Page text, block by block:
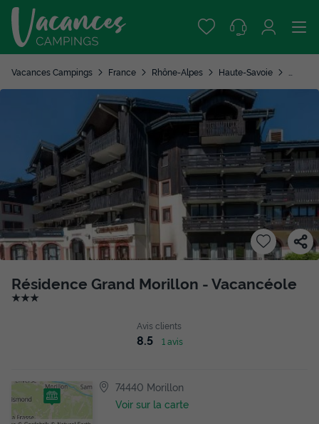
Vacances Campings France Rhône-Alpes Haute-Savoie
Résidence Grand Morillon - Vacancéole
★★★
Avis clients
8.5 1 avis
74440 Morillon
Voir sur la carte